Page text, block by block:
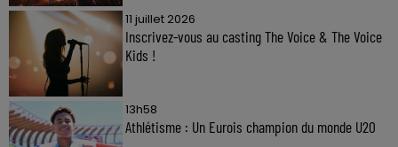
11 juillet 2026
Inscrivez-vous au casting The Voice & The Voice
Kids !
13h58
Athlétisme : Un Eurois champion du monde U20